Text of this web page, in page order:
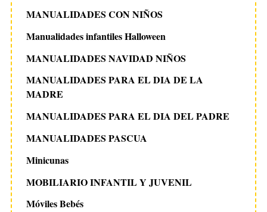
MANUALIDADES CON NIÑOS
Manualidades infantiles Halloween
MANUALIDADES NAVIDAD NIÑOS
MANUALIDADES PARA EL DIA DE LA
MADRE
MANUALIDADES PARA EL DIA DEL PADRE
MANUALIDADES PASCUA
Minicunas
MOBILIARIO INFANTIL Y JUVENIL
Móviles Bebés